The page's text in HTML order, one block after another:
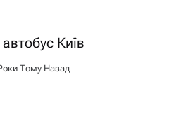
Київ
Тому Назад